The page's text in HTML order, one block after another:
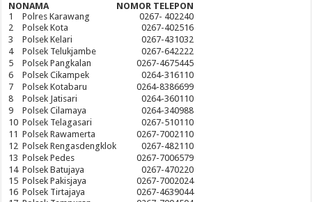
NONAMA
NOMOR TELEPON
1
Polres Karawang
0267- 402240
2
Polsek Kota
0267-402516
3
Polsek Kelari
0267-431032
4
Polsek Telukjambe
0267-642222
5
Polsek Pangkalan
0267-4675445
6
Polsek Cikampek
0264-316110
7
Polsek Kotabaru
0264-8386699
8
Polsek Jatisari
0264-360110
9
Polsek Cilamaya
0264-340988
10 Polsek Telagasari
0267-510110
11 Polsek Rawamerta
0267-7002110
12 Polsek Rengasdengklok
0267-482110
13 Polsek Pedes
0267-7006579
14 Polsek Batujaya
0267-470220
15 Polsek Pakisjaya
0267-7002024
16 Polsek Tirtajaya
0267-4639044